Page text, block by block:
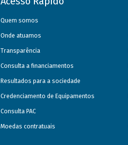
Quem somos
Onde atuamos
Transparência
Consulta a financiamentos
Resultados para a sociedade
Credenciamento de Equipamentos
Consulta PAC
Moedas contratuais